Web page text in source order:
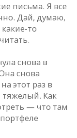
письма. Я все
Дай, думаю,
то
снова в
снова
этот раз в
тяжелый. Как
— что там